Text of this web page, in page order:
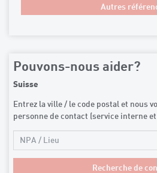
Autres
Pouvons-nous aider?
Suisse
Entrez la ville / le code postal et nous
personne de contact (service interne